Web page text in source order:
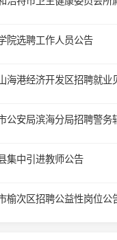
院选聘工作人员公告
海港经济开发区招聘就业
公安局滨海分局招聘警务
集中引进教师公告
榆次区招聘公益性岗位公